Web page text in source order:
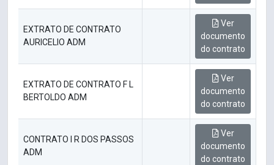
EXTRATO DE CONTRATO
AURICELIO ADM
Ver
documento
do contrato
EXTRATO DE CONTRATO F L
BERTOLDO ADM
Ver
documento
do contrato
CONTRATO I R DOS PASSOS
ADM
Ver
documento
do contrato